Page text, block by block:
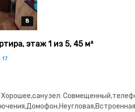
8
8
8
8
8
этаж 1 из 5, 45 м²
Хорошее,санузел: